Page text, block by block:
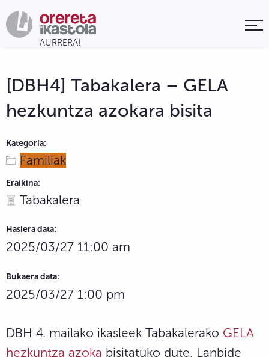
[DBH4] Tabakalera – GELA
hezkuntza azokara bisita
Kategoria:
Familiak
Eraikina:
Tabakalera
Hasiera data:
2025/03/27 11:00 am
Bukaera data:
2025/03/27 1:00 pm
DBH 4. mailako ikasleek Tabakalerako GELA
hezkuntza azoka bisitatuko dute. Lanbide